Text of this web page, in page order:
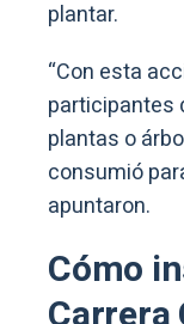
plantar.
“Con esta
participantes
plantas o
consumió
apuntaron.
Cómo